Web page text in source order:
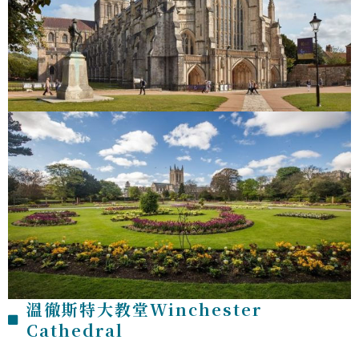
溫徹斯特大教堂Winchester
Cathedral